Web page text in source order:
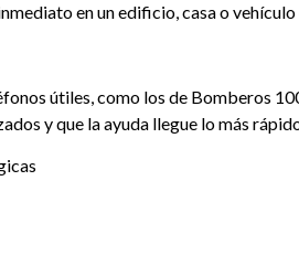
en un edificio, casa o
útiles, como los de Bomberos
y que la ayuda llegue lo más